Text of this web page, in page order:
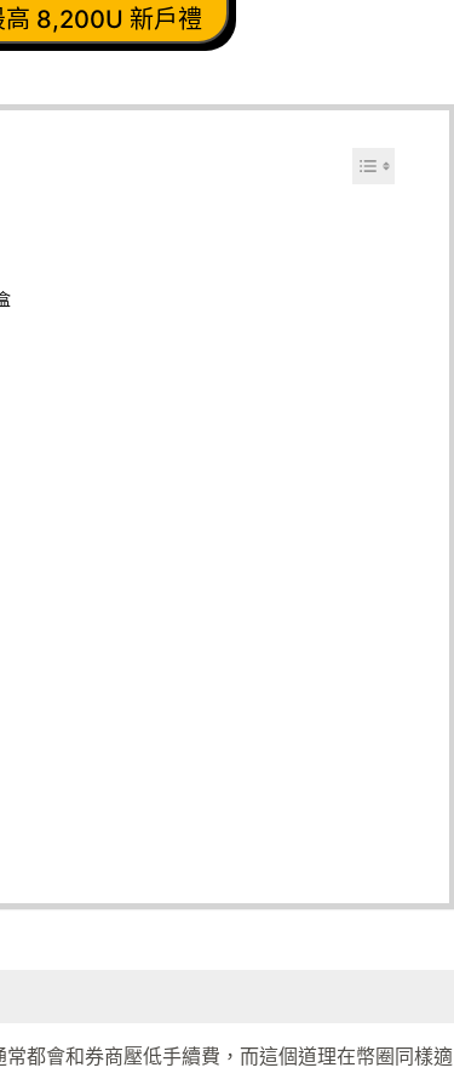
高 8,200U 新戶禮
都會和券商壓低手續費，而這個道理在幣圈同樣適